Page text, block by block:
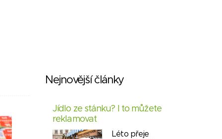
Nejnovější články
Jídlo ze stánku? I to můžete
reklamovat
Léto přeje